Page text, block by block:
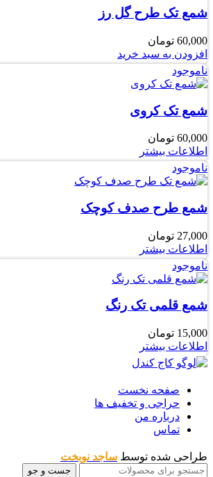
شمع تک طرح گل رز
60,000 تومان
افزودن به سبد خرید
ناموجود
شمع تک کروی
60,000 تومان
اطلاعات بیشتر
ناموجود
شمع طرح صدف کوچک
27,000 تومان
اطلاعات بیشتر
ناموجود
شمع قلمی تک رنگ
15,000 تومان
اطلاعات بیشتر
صفحه نخست
حراجی و تخفیف ها
درباره من
تماس
طراحی شده توسط ساجد نوبخت
جست و جو